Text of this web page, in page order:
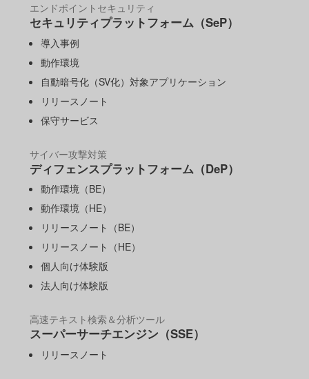
エンドポイントセキュリティ
セキュリティプラットフォーム（SeP）
導入事例
動作環境
自動暗号化（SV化）対象アプリケーション
リリースノート
保守サービス
サイバー攻撃対策
ディフェンスプラットフォーム（DeP）
動作環境（BE）
動作環境（HE）
リリースノート（BE）
リリースノート（HE）
個人向け体験版
法人向け体験版
高速テキスト検索＆分析ツール
スーパーサーチエンジン（SSE）
リリースノート